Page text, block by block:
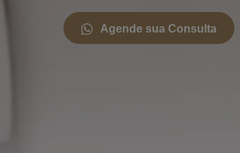
Agende sua Consulta